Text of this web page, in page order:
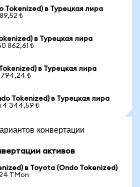
Tokenized) в Турецкая лира
₺
в Турецкая лира
862,61 ₺
в Турецкая лира
794,24 ₺
Tokenized) в Турецкая лира
4 344,59 ₺
конвертации
активов
в Toyota (Ondo Tokenized)
TMon